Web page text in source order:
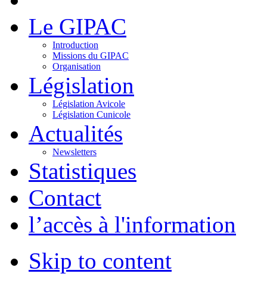
Le GIPAC
Introduction
Missions du GIPAC
Organisation
Législation
Législation Avicole
Législation Cunicole
Actualités
Newsletters
Statistiques
Contact
l’accès à l'information
Skip to content